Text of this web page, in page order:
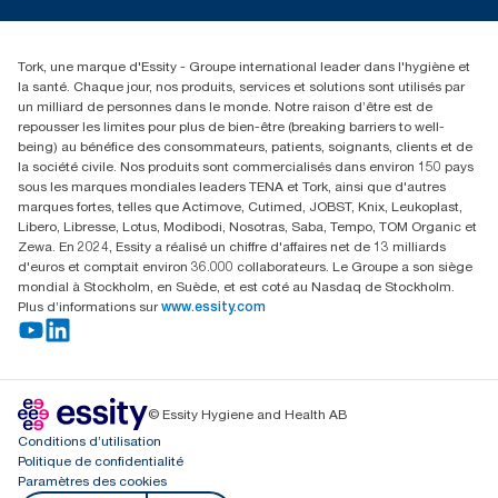
(866) 722-8675
Tork, une marque d'Essity - Groupe international leader dans l'hygiène et
la santé. Chaque jour, nos produits, services et solutions sont utilisés par
un milliard de personnes dans le monde. Notre raison d’être est de
repousser les limites pour plus de bien-être (breaking barriers to well-
being) au bénéfice des consommateurs, patients, soignants, clients et de
la société civile. Nos produits sont commercialisés dans environ 150 pays
sous les marques mondiales leaders TENA et Tork, ainsi que d'autres
marques fortes, telles que Actimove, Cutimed, JOBST, Knix, Leukoplast,
Libero, Libresse, Lotus, Modibodi, Nosotras, Saba, Tempo, TOM Organic et
Zewa. En 2024, Essity a réalisé un chiffre d'affaires net de 13 milliards
d'euros et comptait environ 36.000 collaborateurs. Le Groupe a son siège
mondial à Stockholm, en Suède, et est coté au Nasdaq de Stockholm.
Plus d’informations sur www.essity.com
© Essity Hygiene and Health AB
Conditions d’utilisation
Politique de confidentialité
Paramètres des cookies